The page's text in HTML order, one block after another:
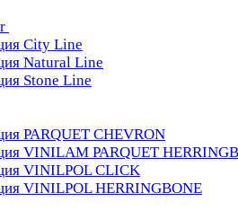
City Line
Natural Line
Stone Line
PARQUET CHEVRON
VINILAM PARQUET
VINILPOL CLICK
VINILPOL HERRINGBONE